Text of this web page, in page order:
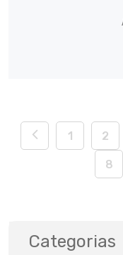
1 2
8
Categorias